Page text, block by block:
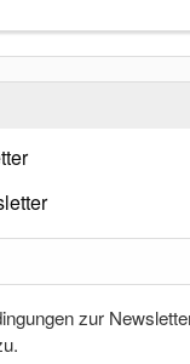
zur